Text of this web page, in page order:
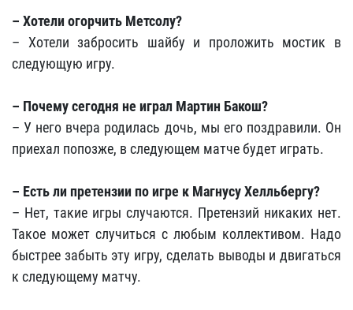
– Хотели огорчить Метсолу?
– Хотели забросить шайбу и проложить мостик в
следующую игру.
– Почему сегодня не играл Мартин Бакош?
– У него вчера родилась дочь, мы его поздравили. Он
приехал попозже, в следующем матче будет играть.
– Есть ли претензии по игре к Магнусу Хелльбергу?
– Нет, такие игры случаются. Претензий никаких нет.
Такое может случиться с любым коллективом. Надо
быстрее забыть эту игру, сделать выводы и двигаться
к следующему матчу.